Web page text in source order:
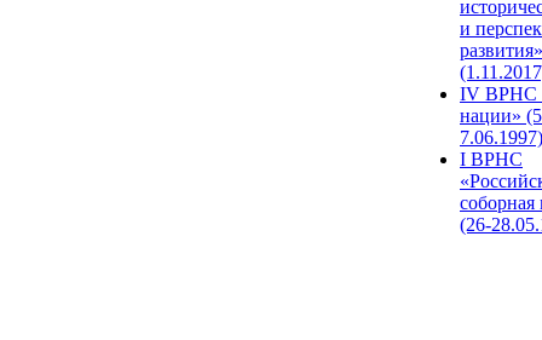
и
развития»
IV ВРНС
нации»
7.06.1997)
I ВРНС
(26-